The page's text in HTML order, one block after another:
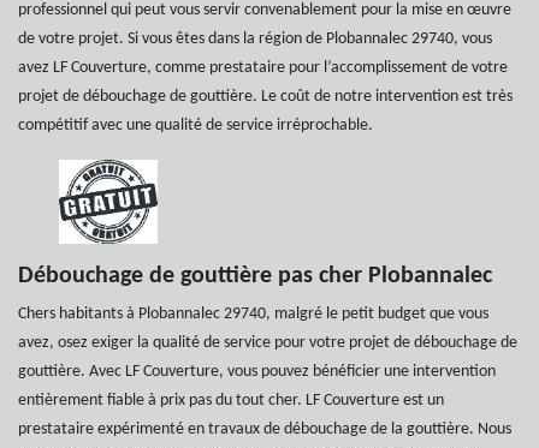
professionnel qui peut vous servir convenablement pour la mise en œuvre
de votre projet. Si vous êtes dans la région de Plobannalec 29740, vous
avez LF Couverture, comme prestataire pour l’accomplissement de votre
projet de débouchage de gouttière. Le coût de notre intervention est très
compétitif avec une qualité de service irréprochable.
Débouchage de gouttière pas cher Plobannalec
Chers habitants à Plobannalec 29740, malgré le petit budget que vous
avez, osez exiger la qualité de service pour votre projet de débouchage de
gouttière. Avec LF Couverture, vous pouvez bénéficier une intervention
entièrement fiable à prix pas du tout cher. LF Couverture est un
prestataire expérimenté en travaux de débouchage de la gouttière. Nous